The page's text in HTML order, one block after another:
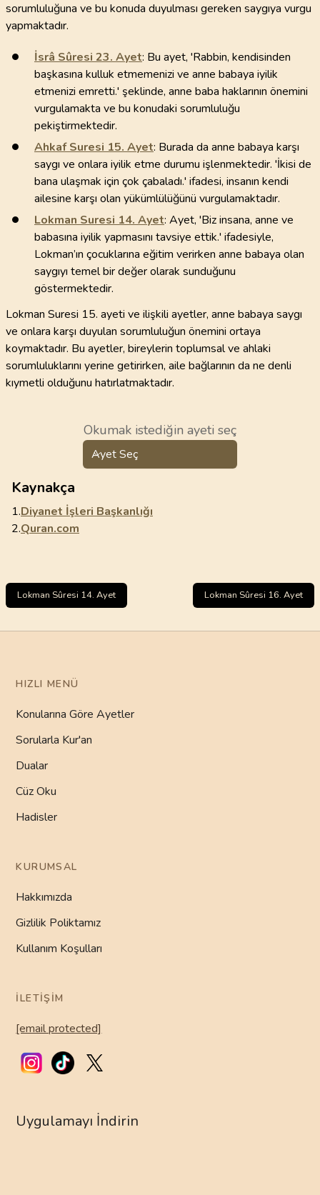
sorumluluğuna ve bu konuda duyulması gereken saygıya vurgu
yapmaktadır.
İsrâ Sûresi 23. Ayet: Bu ayet, 'Rabbin, kendisinden
başkasına kulluk etmemenizi ve anne babaya iyilik
etmenizi emretti.' şeklinde, anne baba haklarının önemini
vurgulamakta ve bu konudaki sorumluluğu
pekiştirmektedir.
Ahkaf Suresi 15. Ayet: Burada da anne babaya karşı
saygı ve onlara iyilik etme durumu işlenmektedir. 'İkisi de
bana ulaşmak için çok çabaladı.' ifadesi, insanın kendi
ailesine karşı olan yükümlülüğünü vurgulamaktadır.
Lokman Suresi 14. Ayet: Ayet, 'Biz insana, anne ve
babasına iyilik yapmasını tavsiye ettik.' ifadesiyle,
Lokman’ın çocuklarına eğitim verirken anne babaya olan
saygıyı temel bir değer olarak sunduğunu
göstermektedir.
Lokman Suresi 15. ayeti ve ilişkili ayetler, anne babaya saygı
ve onlara karşı duyulan sorumluluğun önemini ortaya
koymaktadır. Bu ayetler, bireylerin toplumsal ve ahlaki
sorumluluklarını yerine getirirken, aile bağlarının da ne denli
kıymetli olduğunu hatırlatmaktadır.
Okumak istediğin ayeti seç
Ayet Seç
Kaynakça
1.Diyanet İşleri Başkanlığı
2.Quran.com
Lokman Sûresi 14. Ayet Lokman Sûresi 16. Ayet
HIZLI MENÜ
Konularına Göre Ayetler
Sorularla Kur'an
Dualar
Cüz Oku
Hadisler
KURUMSAL
Hakkımızda
Gizlilik Poliktamız
Kullanım Koşulları
İLETIŞIM
[email protected]
Uygulamayı İndirin